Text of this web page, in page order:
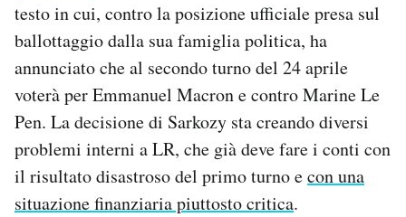
testo in cui, contro la posizione ufficiale presa sul
ballottaggio dalla sua famiglia politica, ha
annunciato che al secondo turno del 24 aprile
voterà per Emmanuel Macron e contro Marine Le
Pen. La decisione di Sarkozy sta creando diversi
problemi interni a LR, che già deve fare i conti con
il risultato disastroso del primo turno econ una
situazione finanziaria piuttosto critica.